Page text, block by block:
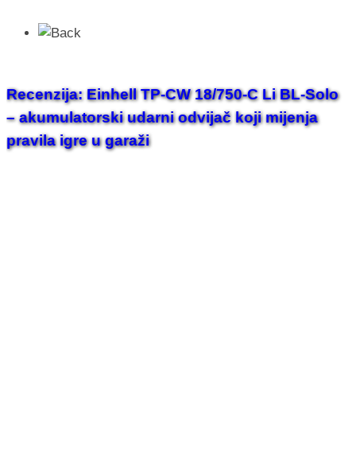
Recenzija: Einhell TP-CW 18/750-C Li BL-Solo
– akumulatorski udarni odvijač koji mijenja
pravila igre u garaži